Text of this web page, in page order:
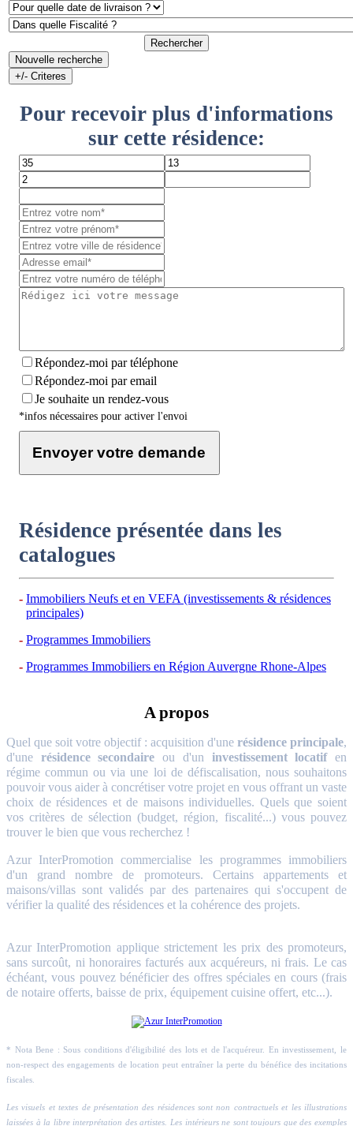
Rechercher
Nouvelle recherche
+/- Criteres
Pour recevoir plus d'informations
sur cette résidence:
Répondez-moi par téléphone
Répondez-moi par email
Je souhaite un rendez-vous
*infos nécessaires pour activer l'envoi
Envoyer votre demande
Résidence présentée dans les
catalogues
Immobiliers Neufs et en VEFA (investissements & résidences
principales)
Programmes Immobiliers
Programmes Immobiliers en Région Auvergne Rhone-Alpes
A propos
Quel que soit votre objectif : acquisition d'une résidence principale,
d'une résidence secondaire ou d'un investissement locatifen
régime commun ou via une loi de défiscalisation, nous souhaitons
pouvoir vous aider à concrétiser votre projet en vous offrant un vaste
choix de résidences et de maisons individuelles. Quels que soient
vos critères de sélection (budget, région, fiscalité...) vous pouvez
trouver le bien que vous recherchez !
Azur InterPromotion commercialise les programmes immobiliers
d'un grand nombre de promoteurs. Certains appartements et
maisons/villas sont validés par des partenaires qui s'occupent de
vérifier la qualité des résidences et la cohérence des projets.
Azur InterPromotion applique strictement les prix des promoteurs,
sans surcoût, ni honoraires facturés aux acquéreurs, ni frais. Le cas
échéant, vous pouvez bénéficier des offres spéciales en cours (frais
de notaire offerts, baisse de prix, équipement cuisine offert, etc...).
* Nota Bene : Sous conditions d'éligibilité des lots et de l'acquéreur. En investissement, le
non-respect des engagements de location peut entraîner la perte du bénéfice des incitations
fiscales.
Les visuels et textes de présentation des résidences sont non contractuels et les illustrations
laissées à la libre interprétation des artistes. Les intérieurs ne sont toujours que des exemples